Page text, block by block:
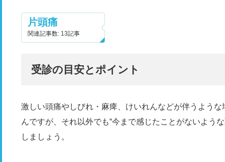
片頭痛
関連記事数: 13記事
受診の目安とポイント
激しい頭痛やしびれ・麻痺、けいれんなどが伴うよう
んですが、それ以外でも“今まで感じたことがないよう
しましょう。